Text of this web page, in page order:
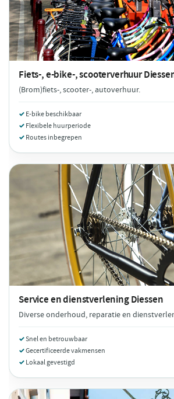
Fiets-, e-bike-, scooterverhuur
(Brom)fiets-, scooter-, autoverhuur.
E-bike beschikbaar
Flexibele huurperiode
Routes inbegrepen
Service en dienstverleningDiessen
Diverse onderhoud, reparatie en
Snel en betrouwbaar
Gecertificeerde vakmensen
Lokaal gevestigd